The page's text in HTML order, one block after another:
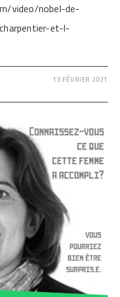
video/nobel-de-
et-l-
13 FÉVRIER 2021